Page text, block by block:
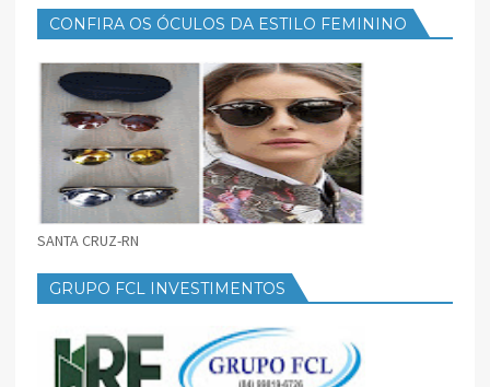
CONFIRA OS ÓCULOS DA ESTILO FEMININO
SANTA CRUZ-RN
GRUPO FCL INVESTIMENTOS